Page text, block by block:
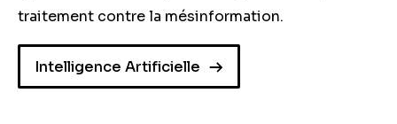
Sécurité et Défense
Agrégateurs de contenu
traitement contre la mésinformation.
Intelligence Artificielle